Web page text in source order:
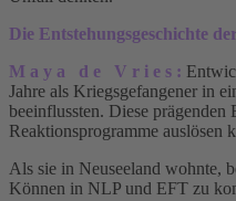
Die Entstehungsgeschichte
M a y a d e V r i e s :
Jahre als Kriegsgefangener in
beeinflussten. Diese prägenden
Reaktionsprogramme auslösen
Als sie in Neuseeland wohnte,
Können in NLP und EFT zu